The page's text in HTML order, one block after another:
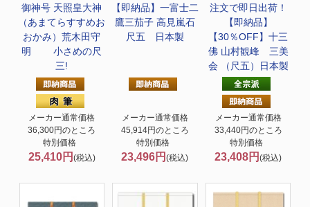
御神号 天照皇大神
（あまてらすすめお
おかみ）荒木田守
明 小さめの尺
三!
メーカー通常価格
36,300円のところ
特別価格
25,410円 (税込)
【即納品】一富士二
鷹三茄子 高見嵐石
尺五 日本製
メーカー通常価格
45,914円のところ
特別価格
23,496円(税込)
注文で即日出荷！
【即納品】
【30％OFF】十三
佛 山村観峰 三美
会 （尺五）日本製
メーカー通常価格
33,440円のところ
特別価格
23,408円(税込)